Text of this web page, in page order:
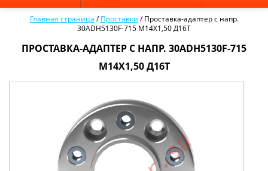
Главная страница /Проставки /Проставка-адаптер с напр.
30ADH5130F-715 М14Х1,50 Д16Т
ПРОСТАВКА-АДАПТЕР С НАПР. 30ADH5130F-715
М14Х1,50 Д16Т